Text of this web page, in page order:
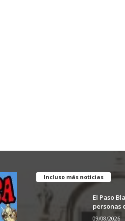
Incluso más noticias
El Paso
personas
09/08/2026